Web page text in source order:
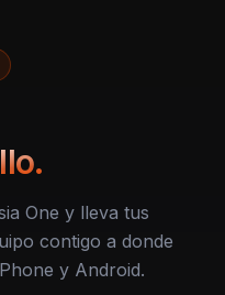
One y lleva tus
contigo a donde
y Android.